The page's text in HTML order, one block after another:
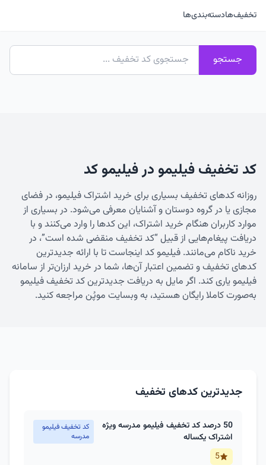
تخفیف‌هادسته‌بندی‌ها
جستجو
کد تخفیف فیلیمو در فیلیمو کد
روزانه کدهای تخفیف بسیاری برای خرید اشتراک فیلیمو، در فضای
مجازی یا در گروه دوستان و آشنایان معرفی می‌شود. در بسیاری از
موارد کاربران هنگام خرید اشتراک، این کدها را وارد می‌کنند و با
دریافت پیغام‌هایی از قبیل “کد تخفیف منقضی شده است”، در
خرید ناکام می‌مانند. فیلیمو کد اینجاست تا با ارائه جدیدترین
کدهای تخفیف و تضمین اعتبار آن‌ها، شما در خرید ارزان‌تر از سامانه
فیلیمو یاری کند. اگر مایل به دریافت جدیدترینکد تخفیف فیلیمو
به‌صورت کاملا رایگان هستید، به وبسایت موپُن مراجعه کنید.
جدیدترین کدهای تخفیف
50 درصد کد تخفیف فیلیمو مدرسه ویژه
اشتراک یکساله
کد تخفیف فیلیمو
مدرسه
5